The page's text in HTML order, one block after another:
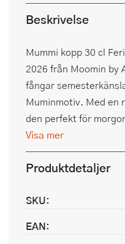
Beskrivelse
Mummi kopp 30 cl
2026 från Moomin by
fångar
Muminmotiv. Med en
den perfekt för
Visa mer
Produktdetaljer
SKU:
EAN: